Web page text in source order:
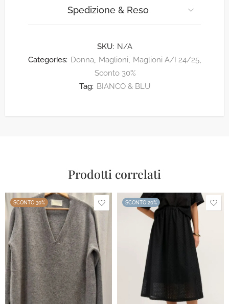
Spedizione & Reso
SKU: N/A
Categories: Donna, Maglioni, Maglioni A/I 24/25,
Sconto 30%
Tag: BIANCO & BLU
Prodotti correlati
SCONTO 30% SCONTO 20%